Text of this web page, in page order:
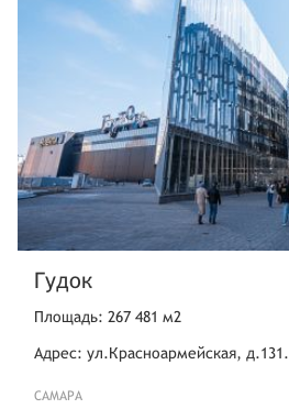
Гудок
Площадь: 267 481 м2
Адрес: ул.Красноармейская, д.131.
САМАРА